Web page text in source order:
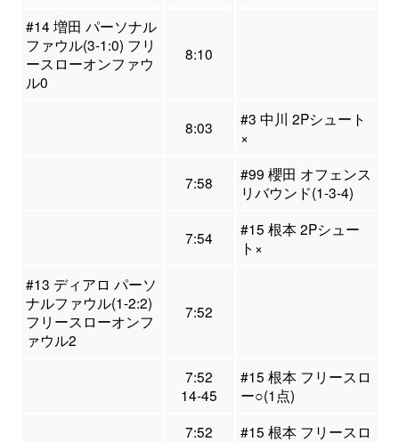
#14 増田 パーソナル
ファウル(3-1:0) フリ
ースローオンファウ
ル0
8:10
8:03
#3 中川 2Pシュート
×
7:58
#99 櫻田 オフェンス
リバウンド(1-3-4)
7:54
#15 根本 2Pシュー
ト×
#13 ディアロ パーソ
ナルファウル(1-2:2)
フリースローオンフ
ァウル2
7:52
7:52
14-45
#15 根本 フリースロ
ー○(1点)
7:52
#15 根本 フリースロ